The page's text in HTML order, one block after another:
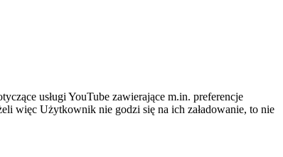
usługi YouTube zawierające m.in. preferencje
więc Użytkownik nie godzi się na ich załadowanie, to nie